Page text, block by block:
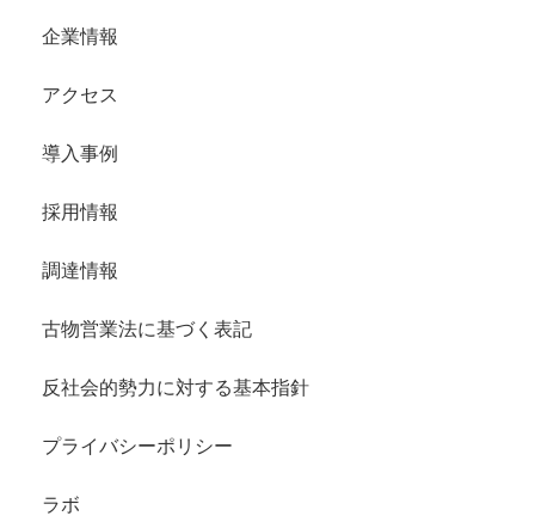
企業情報
アクセス
導入事例
採用情報
調達情報
古物営業法に基づく表記
反社会的勢力に対する基本指針
プライバシーポリシー
ラボ